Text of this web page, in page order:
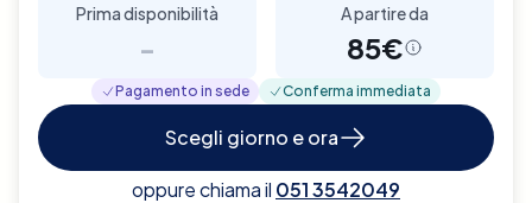
Prima disponibilità
-
A partire da
85€
Pagamento in sede Conferma immediata
Scegli giorno e ora
oppure chiama il 051 3542049